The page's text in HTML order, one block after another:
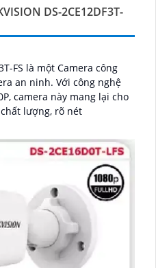
DS-2CE12DF3T-
FS là một Camera công
Với công nghệ
camera này mang lại cho
lượng, rõ nét